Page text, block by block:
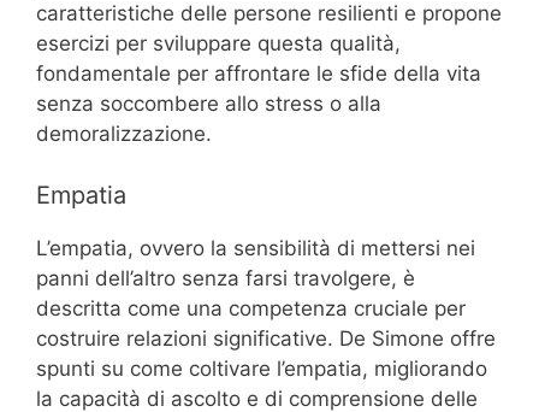
caratteristiche delle persone resilienti e propone
esercizi per sviluppare questa qualità,
fondamentale per affrontare le sfide della vita
senza soccombere allo stress o alla
demoralizzazione.
Empatia
L’empatia, ovvero la sensibilità di mettersi nei
panni dell’altro senza farsi travolgere, è
descritta come una competenza cruciale per
costruire relazioni significative. De Simone offre
spunti su come coltivare l’empatia, migliorando
la capacità di ascolto e di comprensione delle